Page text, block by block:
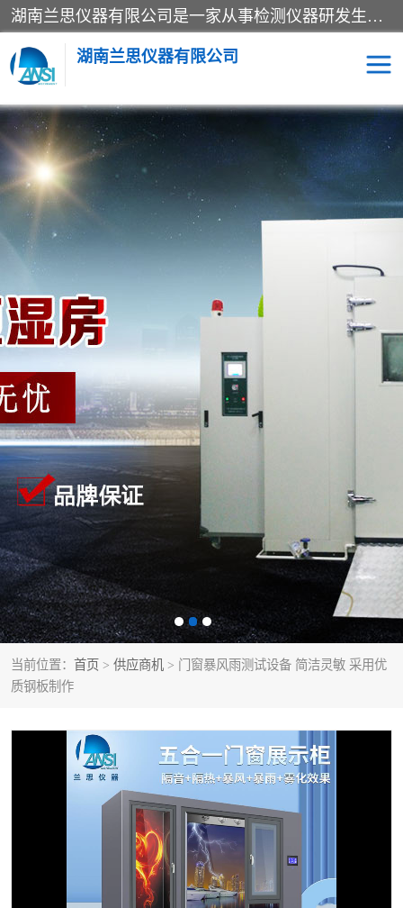
湖南兰思仪器有限公司是一家从事检测仪器研发生产销售和维修保养服务的综合型企业，产品符合国际标准可按需定制专业售前售后工程师，主要有门窗性能体验箱、门窗隔音展示箱、恒温恒湿试验箱、步入式恒温恒湿房、高低温试验箱、老化试验箱、老化试验房、恒温恒湿培养箱、水泥标准养护试验箱、电热鼓风干燥试验箱、真空干燥箱、工业烤箱、盐雾腐蚀试验箱等。
湖南兰思仪器有限公司
当前位置： 首页 > 供应商机 > 门窗暴风雨测试设备 简洁灵敏 采用优
质钢板制作
老化房 恒温恒湿试验箱
工业烘箱 门窗体验箱